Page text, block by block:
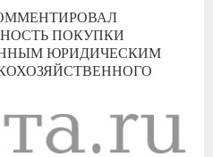
ПОКУПКИ
ЮРИДИЧЕСКИМ